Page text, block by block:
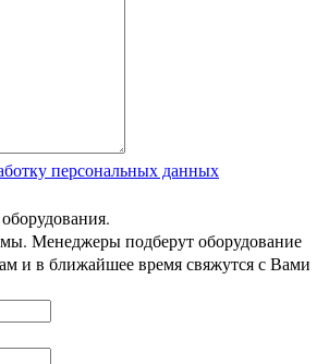
персональных данных
Менеджеры подберут оборудование
и в ближайшее время свяжутся с Вами